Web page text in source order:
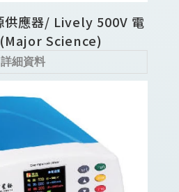
應器/ Lively 500V 電
Science)
詳細資料